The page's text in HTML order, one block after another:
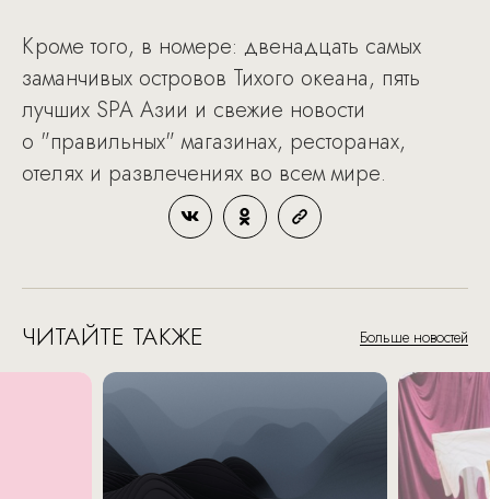
Кроме того, в номере: двенадцать самых
заманчивых островов Тихого океана, пять
лучших SPA Азии и свежие новости
о "правильных" магазинах, ресторанах,
отелях и развлечениях во всем мире.
ЧИТАЙТЕ ТАКЖЕ Больше новостей